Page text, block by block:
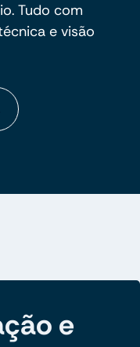
Tudo com
e visão
e